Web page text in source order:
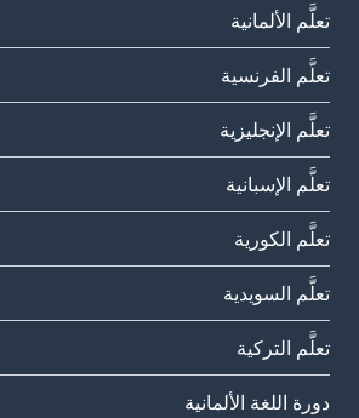
تعلَّم الألمانية
تعلَّم الفرنسية
تعلَّم الإنجليزية
تعلَّم الإسبانية
تعلَّم الكورية
تعلَّم السويدية
تعلَّم التركية
دورة اللغة الألمانية